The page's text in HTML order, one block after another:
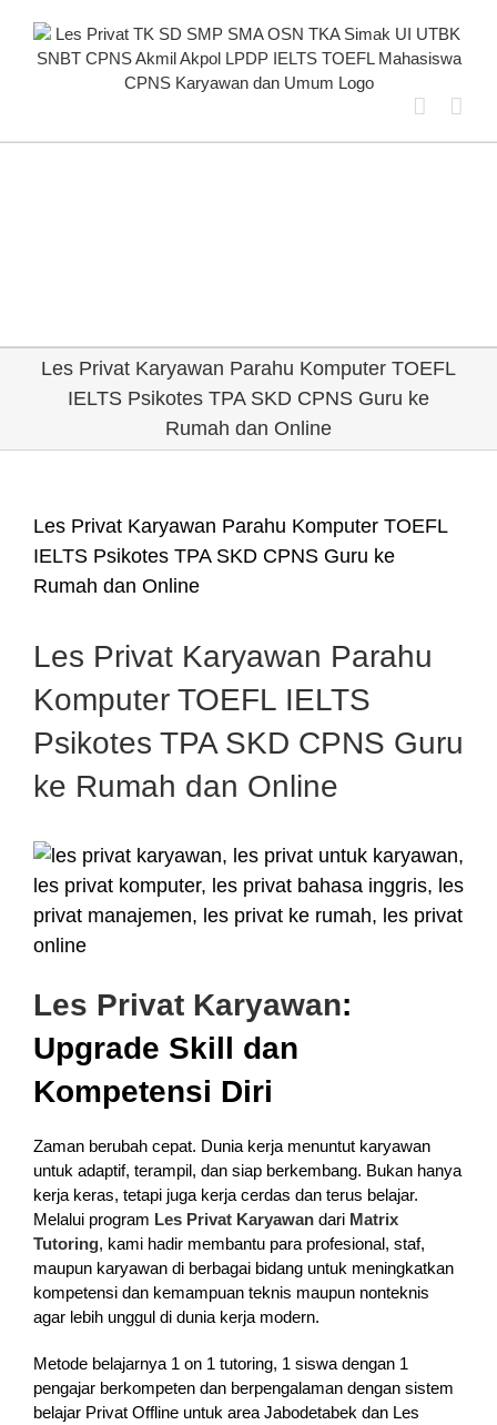
content
Les Privat Karyawan Parahu Komputer TOEFL
IELTS Psikotes TPA SKD CPNS Guru ke
Rumah dan Online
Les Privat Karyawan Parahu Komputer TOEFL
IELTS Psikotes TPA SKD CPNS Guru ke
Rumah dan Online
Les Privat Karyawan Parahu
Komputer TOEFL IELTS
Psikotes TPA SKD CPNS Guru
ke Rumah dan Online
Les Privat Karyawan:
Upgrade Skill dan
Kompetensi Diri
Zaman berubah cepat. Dunia kerja menuntut karyawan
untuk adaptif, terampil, dan siap berkembang. Bukan hanya
kerja keras, tetapi juga kerja cerdas dan terus belajar.
Melalui program Les Privat Karyawandari Matrix
Tutoring, kami hadir membantu para profesional, staf,
maupun karyawan di berbagai bidang untuk meningkatkan
kompetensi dan kemampuan teknis maupun nonteknis
agar lebih unggul di dunia kerja modern.
Metode belajarnya 1 on 1 tutoring, 1 siswa dengan 1
pengajar berkompeten dan berpengalaman dengan sistem
belajar Privat Offline untuk area Jabodetabek dan Les